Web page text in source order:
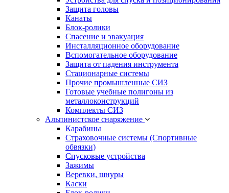
Защита головы
Канаты
Блок-ролики
Спасение и эвакуация
Инсталляционное оборудование
Вспомогательное оборудование
Защита от падения инструмента
Стационарные системы
Прочие промышленные СИЗ
Готовые учебные полигоны из
металлоконструкций
Комплекты СИЗ
Альпинистское снаряжение
Карабины
Страховочные системы (Спортивные
обвязки)
Спусковые устройства
Зажимы
Веревки, шнуры
Каски